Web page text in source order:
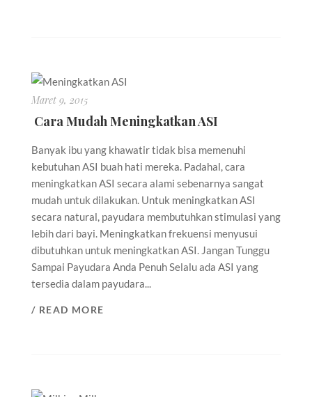
Maret 9, 2015
Cara Mudah Meningkatkan ASI
Banyak ibu yang khawatir tidak bisa memenuhi
kebutuhan ASI buah hati mereka. Padahal, cara
meningkatkan ASI secara alami sebenarnya sangat
mudah untuk dilakukan. Untuk meningkatkan ASI
secara natural, payudara membutuhkan stimulasi yang
lebih dari bayi. Meningkatkan frekuensi menyusui
dibutuhkan untuk meningkatkan ASI. Jangan Tunggu
Sampai Payudara Anda Penuh Selalu ada ASI yang
tersedia dalam payudara...
/ READ MORE